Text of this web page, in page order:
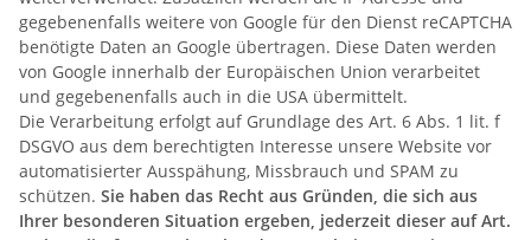
gegebenenfalls weitere von Google für den Dienst reCAPTCHA
benötigte Daten an Google übertragen. Diese Daten werden
von Google innerhalb der Europäischen Union verarbeitet
und gegebenenfalls auch in die USA übermittelt.
Die Verarbeitung erfolgt auf Grundlage des Art. 6 Abs. 1 lit. f
DSGVO aus dem berechtigten Interesse unsere Website vor
automatisierter Ausspähung, Missbrauch und SPAM zu
schützen. Sie haben das Recht aus Gründen, die sich aus
Ihrer besonderen Situation ergeben, jederzeit dieser auf Art.